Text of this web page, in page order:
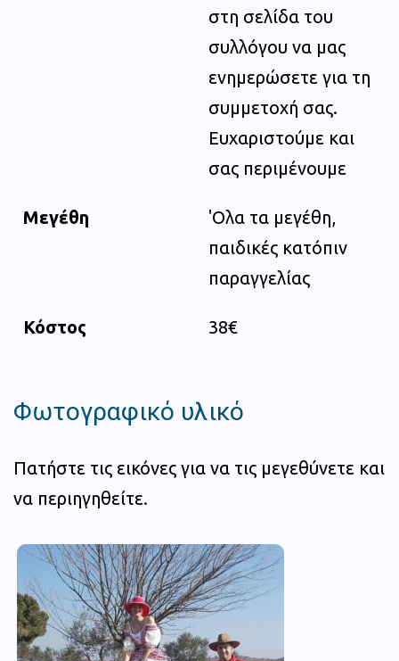
στη σελίδα του
συλλόγου να μας
ενημερώσετε για τη
συμμετοχή σας.
Ευχαριστούμε και
σας περιμένουμε
Μεγέθη
'Ολα τα μεγέθη,
παιδικές κατόπιν
παραγγελίας
Κόστος 38€
Φωτογραφικό υλικό
Πατήστε τις εικόνες για να τις μεγεθύνετε και
να περιηγηθείτε.